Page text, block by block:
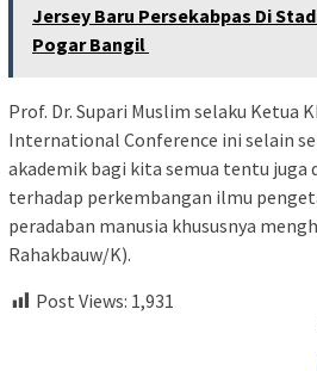
Jersey Baru Persekabpas Di
Pogar Bangil
Prof. Dr. Supari Muslim selaku Ketua
International Conference ini selain
akademik bagi kita semua tentu
terhadap perkembangan ilmu
peradaban manusia khususnya
Rahakbauw/K).
Post Views: 1,931